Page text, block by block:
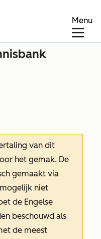
Menu
van dit
het gemak. De
gemaakt via
niet
de Engelse
beschouwd als
de meest